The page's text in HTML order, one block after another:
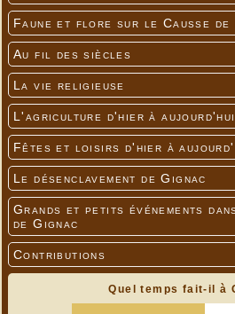
Faune et flore sur le Causse de
Au fil des siècles
La vie religieuse
L'agriculture d'hier à aujourd'hui
Fêtes et loisirs d'hier à
Le désenclavement de Gignac
Grands et petits événements
de Gignac
Contributions
Quel temps fait-il à